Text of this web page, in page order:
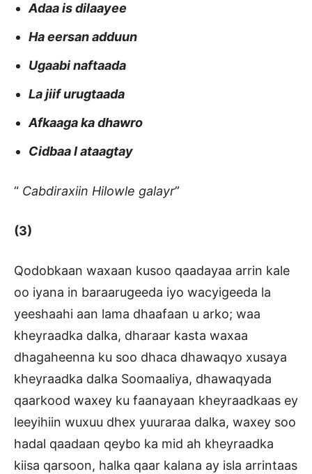
Adaa is dilaayee
Ha eersan adduun
Ugaabi naftaada
La jiif urugtaada
Afkaaga ka dhawro
Cidbaa I ataagtay
“ Cabdiraxiin Hilowle galayr”
(3)
Qodobkaan waxaan kusoo qaadayaa arrin kale
oo iyana in baraarugeeda iyo wacyigeeda la
yeeshaahi aan lama dhaafaan u arko; waa
kheyraadka dalka, dharaar kasta waxaa
dhagaheenna ku soo dhaca dhawaqyo xusaya
kheyraadka dalka Soomaaliya, dhawaqyada
qaarkood waxey ku faanayaan kheyraadkaas ey
leeyihiin wuxuu dhex yuuraraa dalka, waxey soo
hadal qaadaan qeybo ka mid ah kheyraadka
kiisa qarsoon, halka qaar kalana ay isla arrintaas